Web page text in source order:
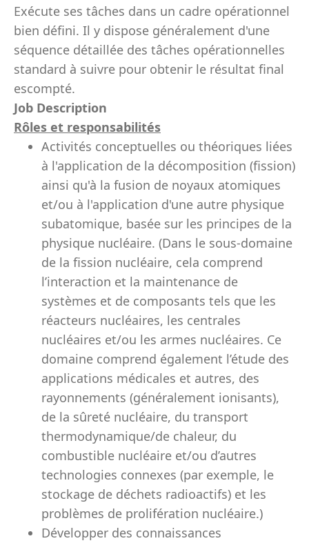
Exécute ses tâches dans un cadre opérationnel
bien défini. Il y dispose généralement d'une
séquence détaillée des tâches opérationnelles
standard à suivre pour obtenir le résultat final
escompté.
Job Description
Rôles et responsabilités
Activités conceptuelles ou théoriques liées
à l'application de la décomposition (fission)
ainsi qu'à la fusion de noyaux atomiques
et/ou à l'application d'une autre physique
subatomique, basée sur les principes de la
physique nucléaire. (Dans le sous-domaine
de la fission nucléaire, cela comprend
l’interaction et la maintenance de
systèmes et de composants tels que les
réacteurs nucléaires, les centrales
nucléaires et/ou les armes nucléaires. Ce
domaine comprend également l’étude des
applications médicales et autres, des
rayonnements (généralement ionisants),
de la sûreté nucléaire, du transport
thermodynamique/de chaleur, du
combustible nucléaire et/ou d’autres
technologies connexes (par exemple, le
stockage de déchets radioactifs) et les
problèmes de prolifération nucléaire.)
Développer des connaissances